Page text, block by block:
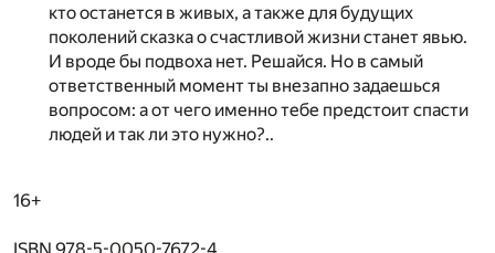
кто останется в живых, а также для будущих
поколений сказка о счастливой жизни станет явью.
И вроде бы подвоха нет. Решайся. Но в самый
ответственный момент ты внезапно задаешься
вопросом: а от чего именно тебе предстоит спасти
людей и так ли это нужно?..
16+
ISBN 978-5-0050-7672-4